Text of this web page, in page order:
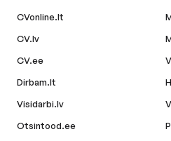
CVonline.lt
CV.lv
CV.ee
Dirbam.lt
Visidarbi.lv
Otsintood.ee